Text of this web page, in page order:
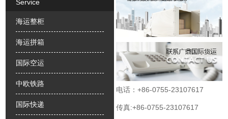
Service
海运整柜
海运拼箱
国际空运
中欧铁路
国际快递
电话：+86-0755-23107617
传真:+86-0755-23107617